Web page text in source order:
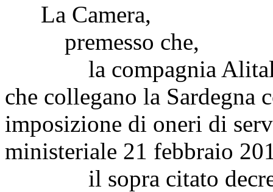
La Camera,
premesso che,
la compagnia Alitalia
che collegano la Sardegna
imposizione di oneri di
ministeriale 21 febbraio
il sopra citato decreto